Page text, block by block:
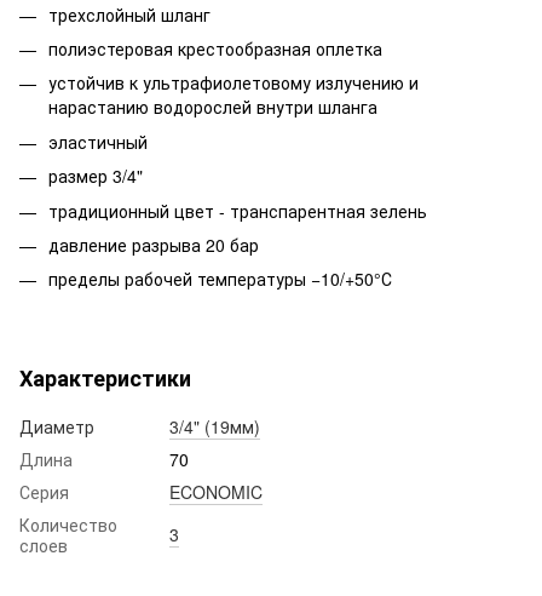
трехслойный шланг
полиэстеровая крестообразная оплетка
устойчив к ультрафиолетовому излучению и
нарастанию водорослей внутри шланга
эластичный
размер 3/4"
традиционный цвет - транспарентная зелень
давление разрыва 20 бар
пределы рабочей температуры −10/+50°С
Характеристики
Диаметр
3/4" (19мм)
Длина
70
Серия
ECONOMIC
Количество
слоев
3